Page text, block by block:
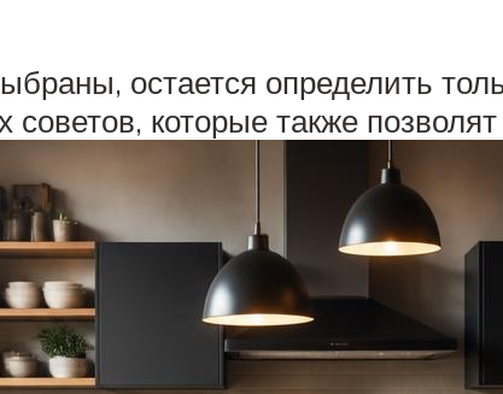
остается определить
которые также